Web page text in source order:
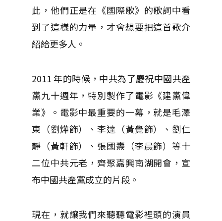
此，他們正是在《國際歌》的歌詞中看
到了這樣的力量，才會想要把這首歌介
紹給更多人。
2011 年的時候，中共為了慶祝中國共產
黨九十週年，特別製作了電影《建黨偉
業》。電影中最重要的一幕，就是毛澤
東（劉燁飾）、李達（黃覺飾）、劉仁
靜（黃軒飾）、張國燾（李晨飾）等十
二位中共元老，齊聚嘉興南湖開會，宣
布中國共產黨成立的片段。
現在，就讓我們來聽聽電影裡頭的演員